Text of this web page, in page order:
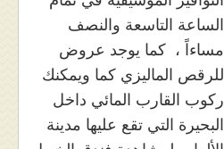
الساعة التاسعة والنصف
مساءاً ، كما يوجد عروض
للرقص الماليزي كما ويمكنك
ركوب القارب المائي داخل
البحيرة التي تقع عليها مدينة